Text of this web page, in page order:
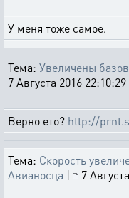
У меня тоже самое.
Тема: Увеличены
7 Августа 2016 22:10:29
Верно ето? http://
Тема: Скорость
Авианосца |
7